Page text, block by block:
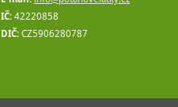
IČ: 42220858
DIČ: CZ5906280787